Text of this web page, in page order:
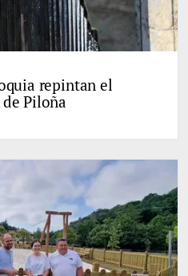
repintan el
Piloña